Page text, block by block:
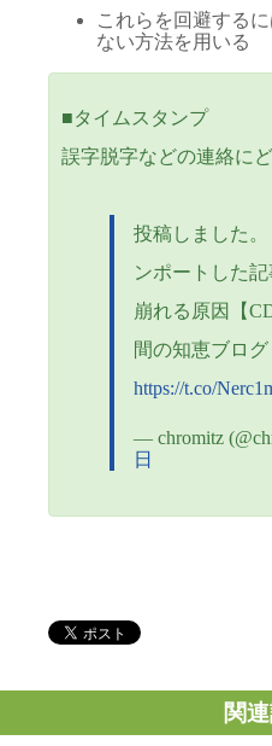
これらを回避する
ない方法を用いる
■タイムスタンプ
誤字脱字などの連絡にど
投稿しました。
ンポートした
崩れる原因【
間の知恵ブログ
https://t.co/
— chromitz
日
関